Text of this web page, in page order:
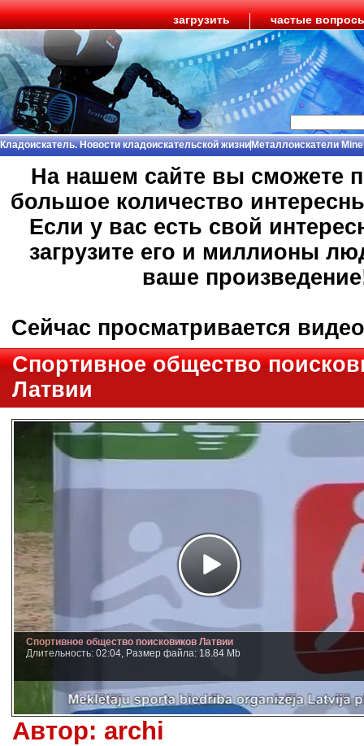
загрузить частые
Кладоискатель. Новости кладоискательской жизниМеталлоискатели
На нашем сайте вы сможете
большое количество
Если у вас есть свой
загрузите его и миллионы
ваше
Сейчас просматривается
Спортивное общество
Латвии
Спортивное общество поисковиков Латвии
Длительность: 02:04, Размер файла: 18.84 Mb
Автор: archi